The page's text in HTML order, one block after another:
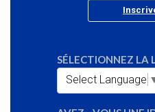
SÉLECTIONNEZ LA
Select Language